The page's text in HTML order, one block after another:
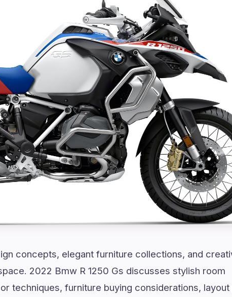
concepts, elegant furniture collections, and
2022 Bmw R 1250 Gs discusses stylish room
techniques, furniture buying considerations, layout